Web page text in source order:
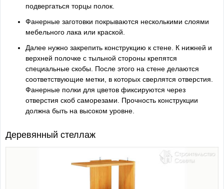
подвергаться торцы полок.
Фанерные заготовки покрываются несколькими слоями
мебельного лака или краской.
Далее нужно закрепить конструкцию к стене. К нижней и
верхней полочке с тыльной стороны крепятся
специальные скобы. После этого на стене делаются
соответствующие метки, в которых сверлятся отверстия.
Фанерные полки для цветов фиксируются через
отверстия скоб саморезами. Прочность конструкции
должна быть на высоком уровне.
Деревянный стеллаж